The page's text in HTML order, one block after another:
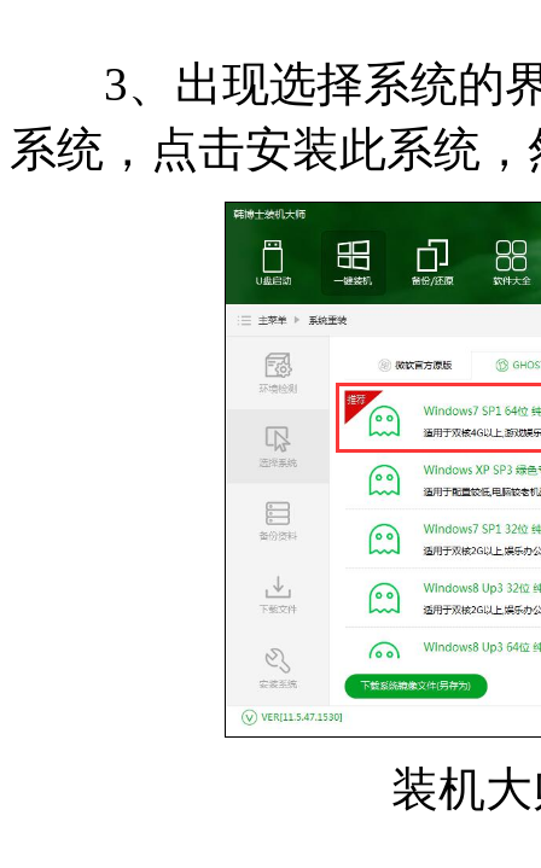
3、出现选择系统的界
系统，点击安装此系统
装机